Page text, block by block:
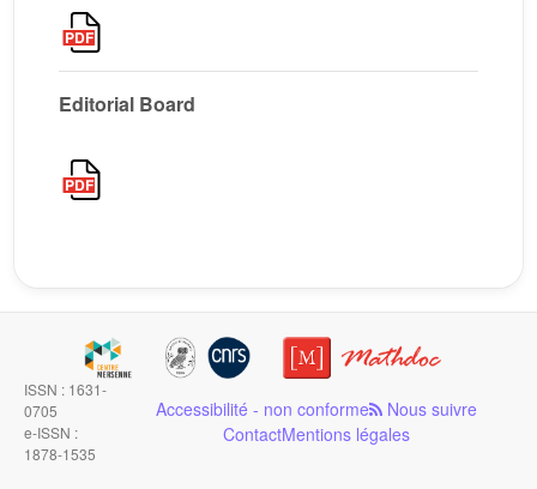
Editorial Board
ISSN : 1631-
0705
e-ISSN :
1878-1535
Accessibilité - non conforme Nous suivre
ContactMentions légales